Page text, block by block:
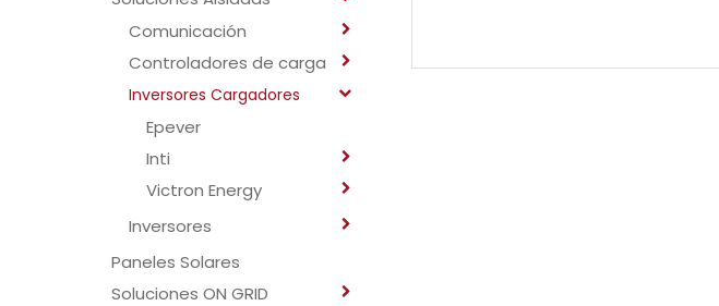
Comunicación
Controladores de carga
Inversores Cargadores
Epever
Inti
Victron Energy
Inversores
Paneles Solares
Soluciones ON GRID